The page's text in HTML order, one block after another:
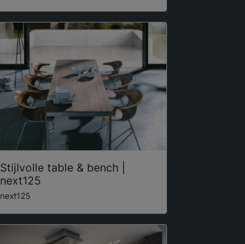
Stijlvolle table & bench |
next125
next125